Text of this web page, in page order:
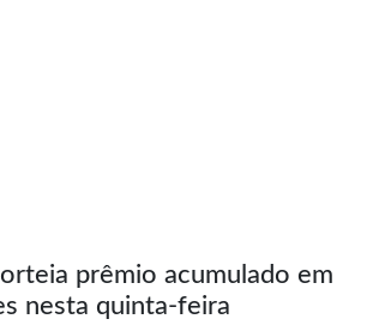
prêmio acumulado em
nesta quinta-feira